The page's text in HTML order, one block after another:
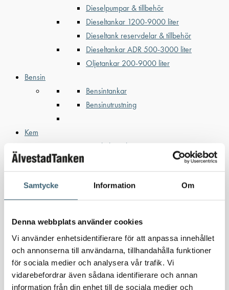
Samtycke Information Om
Denna webbplats använder cookies
Vi använder enhetsidentifierare för att anpassa innehållet
och annonserna till användarna, tillhandahålla funktioner
för sociala medier och analysera vår trafik. Vi
vidarebefordrar även sådana identifierare och annan
information från din enhet till de sociala medier och
Dieselpumpar & tillbehör
Dieseltankar 1200-9000 liter
Dieseltank reservdelar & tillbehör
Dieseltankar ADR 500-3000 liter
Oljetankar 200-9000 liter
Bensin
Bensintankar
Bensinutrustning
Kem
Kemikalietankar
Verkstad
Uppsamlingskärl för fat & IBC
Oljepumpar & tillbehör
Förvaringslådor & sandlådor
Uthyrning
Kundcase
Om oss